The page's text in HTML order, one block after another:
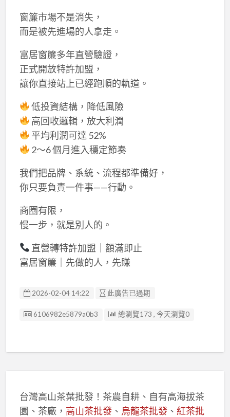
窗簾市場不是消失，
而是被先進場的人拿走。
富居窗簾多年直營驗證，
正式開放特許加盟，
讓你直接站上已經跑順的軌道。
低投資結構，降低風險
高回收邏輯，放大利潤
平均利潤可達 52%
2～6 個月進入穩定節奏
我們把品牌、系統、流程都準備好，
你只要負責一件事——行動。
商圈有限，
慢一步，就是別人的。
直營轉特許加盟｜額滿即止
富居窗簾｜先做的人，先賺
2026-02-04 14:22 此廣告已過期
廣告编號
6106982e5879a0b3 總瀏覽173 , 今天瀏覽0
台灣高山茶葉批發！茶農自耕、自有高海拔茶
園、茶廠， 高山茶批發、 烏龍茶批發、 紅茶批